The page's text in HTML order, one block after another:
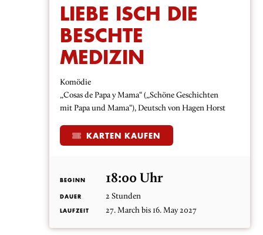
LIEBE ISCH DIE
BESCHTE
MEDIZIN
Komödie
„Cosas de Papa y Mama“ („Schöne Geschichten
mit Papa und Mama“), Deutsch von Hagen Horst
KARTEN KAUFEN
BEGINN 18:00 Uhr
DAUER 2 Stunden
LAUFZEIT 27. March bis 16. May 2027